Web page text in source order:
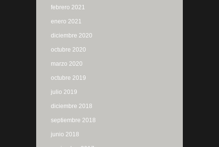
febrero 2021
enero 2021
diciembre 2020
octubre 2020
marzo 2020
octubre 2019
julio 2019
diciembre 2018
septiembre 2018
junio 2018